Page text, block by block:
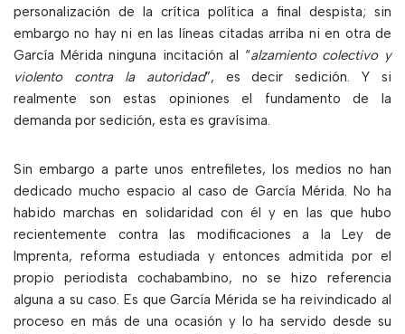
personalización de la crítica política a final despista; sin
embargo no hay ni en las líneas citadas arriba ni en otra de
García Mérida ninguna incitación al “alzamiento colectivo y
violento contra la autoridad”, es decir sedición. Y si
realmente son estas opiniones el fundamento de la
demanda por sedición, esta es gravísima.
Sin embargo a parte unos entrefiletes, los medios no han
dedicado mucho espacio al caso de García Mérida. No ha
habido marchas en solidaridad con él y en las que hubo
recientemente contra las modificaciones a la Ley de
Imprenta, reforma estudiada y entonces admitida por el
propio periodista cochabambino, no se hizo referencia
alguna a su caso. Es que García Mérida se ha reivindicado al
proceso en más de una ocasión y lo ha servido desde su